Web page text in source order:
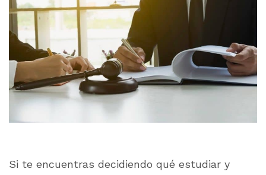
Si te encuentras decidiendo qué estudiar y